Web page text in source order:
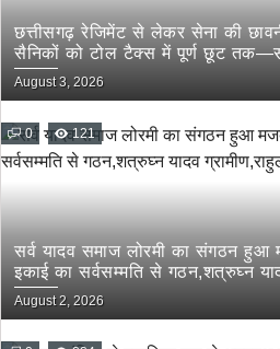
छत्तीसगढ़ रेजिमेंट से लेकर सेना की
सैनिकों को टोल टैक्स में पूर्ण छूट
मंत्री तोखन साहू के समक्ष उठाई सैनिक
August 3, 2026
0 121
सर्व यादव समाज लोरमी का संगठन हुआ
इकाई का सर्वसम्मति से गठन,शत्रुघ्न
लोरमी शहरी अध्यक्ष
August 2, 2026